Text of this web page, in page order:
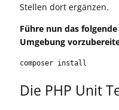
Stellen dort ergänzen.
Führe nun das
Umgebung
composer install
Die PHP Unit